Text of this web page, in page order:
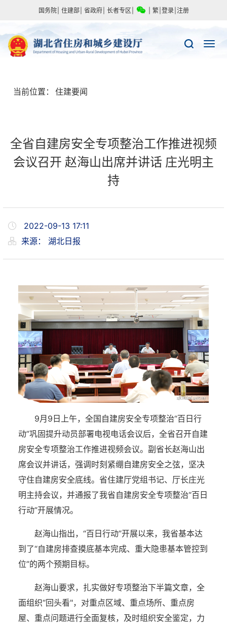
国务院 住建部 省政府 长者专区 繁 登录 注册
当前位置： 住建要闻
全省自建房安全专项整治工作推进视频
会议召开 赵海山出席并讲话 庄光明主
持
2022-09-13 17:11
来源： 湖北日报
9月9日上午，全国自建房安全专项整治“百日行
动”巩固提升动员部署电视电话会议后，全省召开自建
房安全专项整治工作推进视频会议。副省长赵海山出
席会议并讲话，强调时刻紧绷自建房安全之弦，坚决
守住自建房安全底线。省住建厅党组书记、厅长庄光
明主持会议，并通报了我省自建房安全专项整治“百日
行动”开展情况。
赵海山指出，“百日行动”开展以来，我省基本达
到了“自建房排查摸底基本完成、重大隐患基本管控到
位”的两个预期目标。
赵海山要求，扎实做好专项整治下半篇文章，全
面组织“回头看"，对重点区域、重点场所、重点房
屋、重点问题进行全面复核，及时组织安全鉴定，力